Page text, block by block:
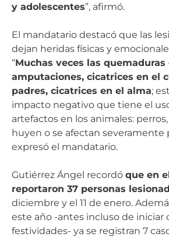
y adolescentes”, afirmó.
El mandatario destacó que las
dejan heridas físicas y
“Muchas veces las quemaduras
amputaciones, cicatrices en el
padres, cicatrices en el alma;
impacto negativo que tiene el
artefactos en los animales:
huyen o se afectan severamente
expresó el mandatario.
Gutiérrez Ángel recordó que en
reportaron 37 personas
diciembre y el 11 de enero.
este año -antes incluso de iniciar
festividades- ya se registran 7